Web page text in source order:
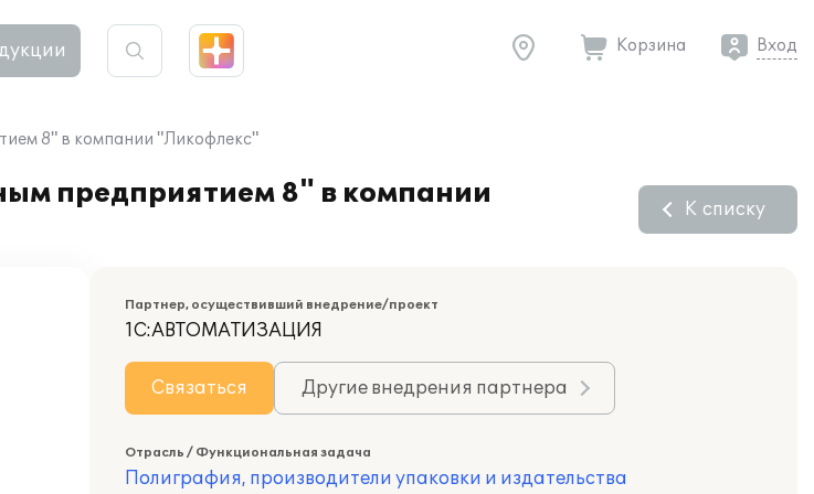
Корзина Вход
8" в компании "Ликофлекс"
предприятием 8" в компании
К списку
Партнер, осуществивший внедрение/проект
1С:АВТОМАТИЗАЦИЯ
Связаться Другие внедрения партнера
Отрасль / Функциональная задача
Полиграфия, производители упаковки и издательства